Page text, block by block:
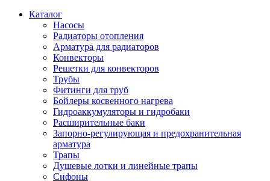
Каталог
Насосы
Радиаторы отопления
Арматура для радиаторов
Конвекторы
Решетки для конвекторов
Трубы
Фитинги для труб
Бойлеры косвенного нагрева
Гидроаккумуляторы и гидробаки
Расширительные баки
Запорно-регулирующая и предохранительная
арматура
Трапы
Душевые лотки и линейные трапы
Сифоны